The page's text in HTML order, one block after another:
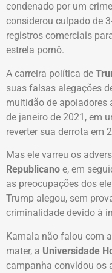
condenado por um
considerou culpado de
registros comerciais
estrela pornô.
A carreira política de
suas falsas alegações
multidão de apoiadores
de janeiro de 2021, em
reverter sua derrota em
Mas ele varreu os
Republicano e, em
as preocupações dos
Trump alegou, sem
criminalidade devido à
Kamala não falou com
mater, a Universidade
campanha convidou os